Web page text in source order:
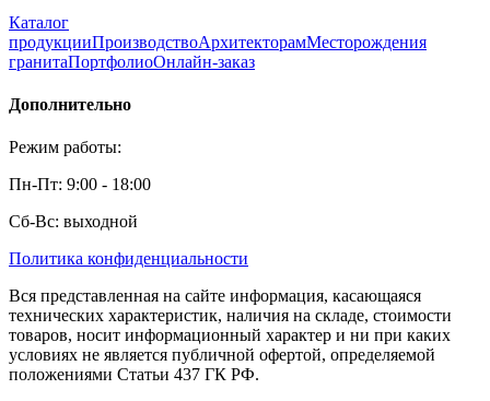
Каталог
продукцииПроизводствоАрхитекторамМесторождения
гранитаПортфолиоОнлайн-заказ
Дополнительно
Режим работы:
Пн-Пт: 9:00 - 18:00
Сб-Вс: выходной
Политика конфиденциальности
Вся представленная на сайте информация, касающаяся
технических характеристик, наличия на складе, стоимости
товаров, носит информационный характер и ни при каких
условиях не является публичной офертой, определяемой
положениями Статьи 437 ГК РФ.